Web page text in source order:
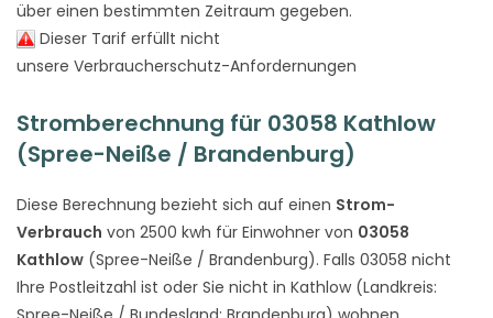
über einen bestimmten Zeitraum gegeben.
Dieser Tarif erfüllt nicht
unsere Verbraucherschutz-Anfordernungen
Stromberechnung für 03058 Kathlow
(Spree-Neiße / Brandenburg)
Diese Berechnung bezieht sich auf einen Strom-
Verbrauch von 2500 kwh für Einwohner von 03058
Kathlow (Spree-Neiße / Brandenburg). Falls 03058 nicht
Ihre Postleitzahl ist oder Sie nicht in Kathlow (Landkreis: